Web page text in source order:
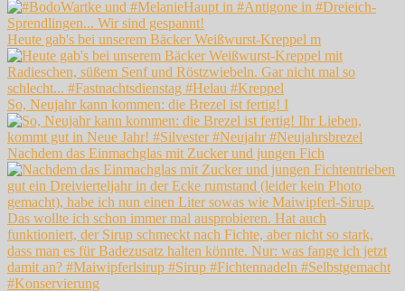
Heute gab's bei unserem Bäcker Weißwurst-Kreppel m
So, Neujahr kann kommen: die Brezel ist fertig! I
Nachdem das Einmachglas mit Zucker und jungen Fich